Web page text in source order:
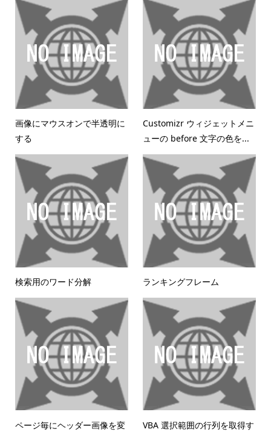
画像にマウスオンで半透明に
する
Customizr ウィジェットメニ
ューの before 文字の色を...
検索用のワード分解 ランキングフレーム
ページ毎にヘッダー画像を変 VBA 選択範囲の行列を取得す